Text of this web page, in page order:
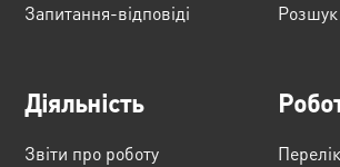
Запитання-відповіді
Розшук
Діяльність
Звіти про роботу